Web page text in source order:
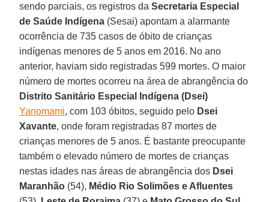
sendo parciais, os registros daSecretaria Especial
de Saúde Indígena (Sesai) apontam a alarmante
ocorrência de 735 casos de óbito de crianças
indígenas menores de 5 anos em 2016. No ano
anterior, haviam sido registradas 599 mortes. O maior
número de mortes ocorreu na área de abrangência do
Distrito Sanitário Especial Indígena (Dsei)
Yanomami, com 103 óbitos, seguido pelo Dsei
Xavante, onde foram registradas 87 mortes de
crianças menores de 5 anos. É bastante preocupante
também o elevado número de mortes de crianças
nestas idades nas áreas de abrangência dos Dsei
Maranhão (54), Médio Rio Solimões e Afluentes